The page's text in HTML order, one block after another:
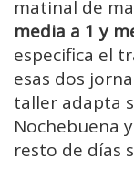
matinal de
media a 1 y
especifica el
esas dos
taller adapta
Nochebuena
resto de días